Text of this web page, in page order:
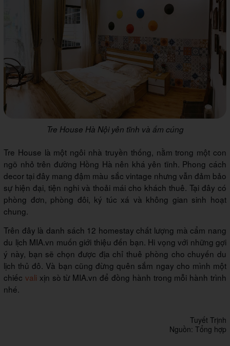
Tre House Hà Nội yên tĩnh và ấm cúng
Tre House là một ngôi nhà truyền thống, nằm trong một con
ngõ nhỏ trên đường Hồng Hà nên khá yên tĩnh. Phong cách
decor tại đây mang đậm màu sắc vintage nhưng vẫn đảm bảo
sự hiện đại, tiện nghi và thoải mái cho khách thuê. Tại đây có
phòng đơn, phòng đôi, ký túc xá và không gian sinh hoạt
chung.
Trên đây là danh sách 12 homestay chất lượng mà cẩm nang
du lịch MIA.vn muốn giới thiệu đến bạn. Hi vọng với những gợi
ý này, bạn sẽ chọn được địa chỉ thuê phòng cho chuyến du
lịch thủ đô. Và bạn cũng đừng quên sắm ngay cho mình một
chiếc vali xịn sò từ MIA.vn để đồng hành trong mỗi hành trình
nhé.
Tuyết Trịnh
Nguồn: Tổng hợp